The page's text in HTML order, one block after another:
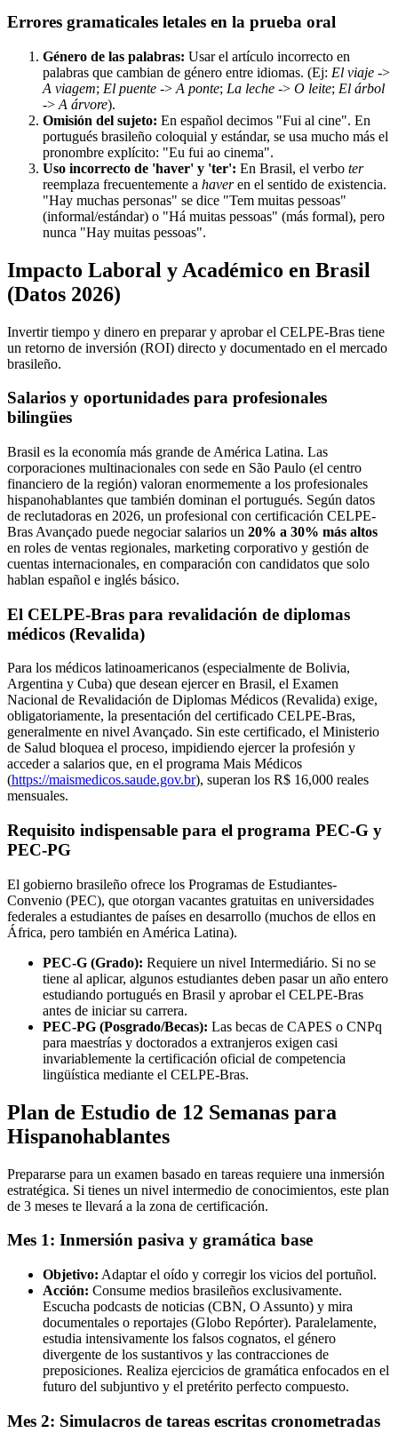
Errores gramaticales letales en la prueba oral
Género de las palabras: Usar el artículo incorrecto en
palabras que cambian de género entre idiomas. (Ej: El viaje ->
A viagem; El puente -> A ponte; La leche -> O leite; El árbol
-> A árvore).
Omisión del sujeto: En español decimos "Fui al cine". En
portugués brasileño coloquial y estándar, se usa mucho más el
pronombre explícito: "Eu fui ao cinema".
Uso incorrecto de 'haver' y 'ter': En Brasil, el verbo ter
reemplaza frecuentemente a haveren el sentido de existencia.
"Hay muchas personas" se dice "Tem muitas pessoas"
(informal/estándar) o "Há muitas pessoas" (más formal), pero
nunca "Hay muitas pessoas".
Impacto Laboral y Académico en Brasil
(Datos 2026)
Invertir tiempo y dinero en preparar y aprobar el CELPE-Bras tiene
un retorno de inversión (ROI) directo y documentado en el mercado
brasileño.
Salarios y oportunidades para profesionales
bilingües
Brasil es la economía más grande de América Latina. Las
corporaciones multinacionales con sede en São Paulo (el centro
financiero de la región) valoran enormemente a los profesionales
hispanohablantes que también dominan el portugués. Según datos
de reclutadoras en 2026, un profesional con certificación CELPE-
Bras Avançado puede negociar salarios un 20% a 30% más altos
en roles de ventas regionales, marketing corporativo y gestión de
cuentas internacionales, en comparación con candidatos que solo
hablan español e inglés básico.
El CELPE-Bras para revalidación de diplomas
médicos (Revalida)
Para los médicos latinoamericanos (especialmente de Bolivia,
Argentina y Cuba) que desean ejercer en Brasil, el Examen
Nacional de Revalidación de Diplomas Médicos (Revalida) exige,
obligatoriamente, la presentación del certificado CELPE-Bras,
generalmente en nivel Avançado. Sin este certificado, el Ministerio
de Salud bloquea el proceso, impidiendo ejercer la profesión y
acceder a salarios que, en el programa Mais Médicos
(https://maismedicos.saude.gov.br), superan los R$ 16,000 reales
mensuales.
Requisito indispensable para el programa PEC-G y
PEC-PG
El gobierno brasileño ofrece los Programas de Estudiantes-
Convenio (PEC), que otorgan vacantes gratuitas en universidades
federales a estudiantes de países en desarrollo (muchos de ellos en
África, pero también en América Latina).
PEC-G (Grado): Requiere un nivel Intermediário. Si no se
tiene al aplicar, algunos estudiantes deben pasar un año entero
estudiando portugués en Brasil y aprobar el CELPE-Bras
antes de iniciar su carrera.
PEC-PG (Posgrado/Becas): Las becas de CAPES o CNPq
para maestrías y doctorados a extranjeros exigen casi
invariablemente la certificación oficial de competencia
lingüística mediante el CELPE-Bras.
Plan de Estudio de 12 Semanas para
Hispanohablantes
Prepararse para un examen basado en tareas requiere una inmersión
estratégica. Si tienes un nivel intermedio de conocimientos, este plan
de 3 meses te llevará a la zona de certificación.
Mes 1: Inmersión pasiva y gramática base
Objetivo: Adaptar el oído y corregir los vicios del portuñol.
Acción: Consume medios brasileños exclusivamente.
Escucha podcasts de noticias (CBN, O Assunto) y mira
documentales o reportajes (Globo Repórter). Paralelamente,
estudia intensivamente los falsos cognatos, el género
divergente de los sustantivos y las contracciones de
preposiciones. Realiza ejercicios de gramática enfocados en el
futuro del subjuntivo y el pretérito perfecto compuesto.
Mes 2: Simulacros de tareas escritas cronometradas